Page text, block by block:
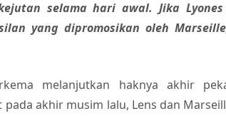
selama hari awal. Jika
yang dipromosikan oleh
melanjutkan haknya akhir
akhir musim lalu, Lens dan